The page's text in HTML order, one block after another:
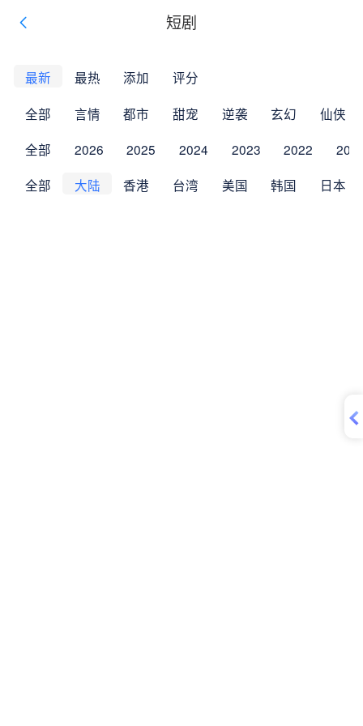
短剧
最新 最热 添加 评分
全部 言情 都市 甜宠 逆袭 玄幻 仙侠
全部 2026 2025 2024 2023 2022
全部 大陆 香港 台湾 美国 韩国 日本